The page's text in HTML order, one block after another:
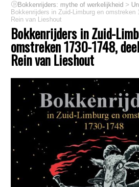
Bokkenrijders: mythe of werkelijkheid >
Bokkenrijders in Zuid-Limburg en omstreken
Rein van Lieshout
Bokkenrijders in Zuid-
omstreken 1730-1748,
Rein van Lieshout